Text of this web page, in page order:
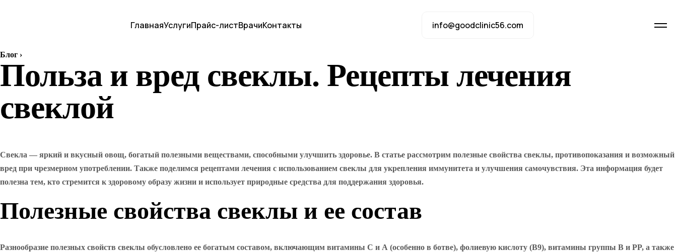
ГлавнаяУслугиПрайс-листВрачиКонтакты info@goodclinic56.com
Блог ›
Польза и вред свеклы. Рецепты лечения
свеклой
Свекла — яркий и вкусный овощ, богатый полезными веществами, способными улучшить здоровье. В статье рассмотрим полезные свойства свеклы, противопоказания и возможный
вред при чрезмерном употреблении. Также поделимся рецептами лечения с использованием свеклы для укрепления иммунитета и улучшения самочувствия. Эта информация будет
полезна тем, кто стремится к здоровому образу жизни и использует природные средства для поддержания здоровья.
Полезные свойства свеклы и ее состав
Разнообразие полезных свойств свеклы обусловлено ее богатым составом, включающим витамины С и А (особенно в ботве), фолиевую кислоту (В9), витамины группы В и PP, а также